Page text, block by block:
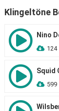
Klingeltöne
Nino
124
Squid
599